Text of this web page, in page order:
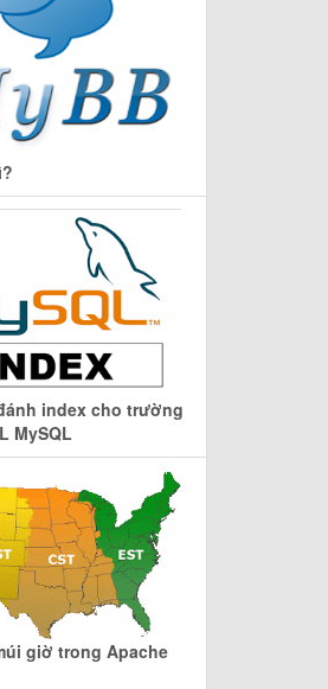
index cho trường
MySQL
giờ trong Apache